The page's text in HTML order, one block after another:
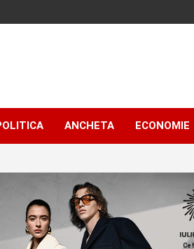
ANCHETA ECONOMIE